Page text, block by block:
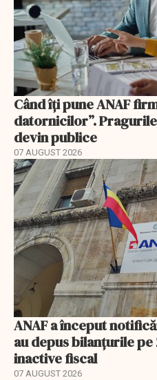
Când îți pune ANAF
datornicilor”.
devin publice
07 AUGUST 2026
ANAF a început
au depus bilanțurile pe
inactive fiscal
07 AUGUST 2026